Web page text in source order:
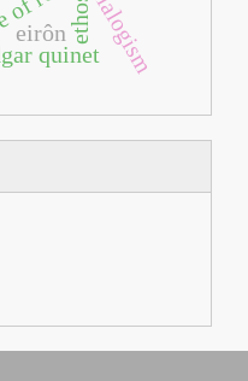
dialogism
quinet
ethos
eirôn